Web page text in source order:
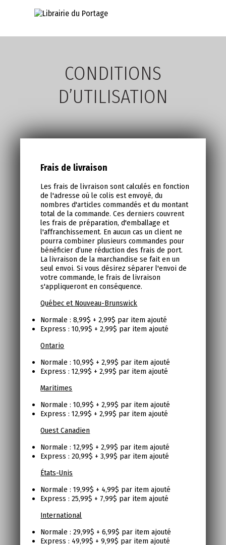
CONDITIONS
D’UTILISATION
Frais de livraison
Les frais de livraison sont calculés en fonction
de l'adresse où le colis est envoyé, du
nombres d'articles commandés et du montant
total de la commande. Ces derniers couvrent
les frais de préparation, d'emballage et
l'affranchissement. En aucun cas un client ne
pourra combiner plusieurs commandes pour
bénéficier d’une réduction des frais de port.
La livraison de la marchandise se fait en un
seul envoi. Si vous désirez séparer l'envoi de
votre commande, le frais de livraison
s'appliqueront en conséquence.
Québec et Nouveau-Brunswick
Normale : 8,99$ + 2,99$ par item ajouté
Express : 10,99$ + 2,99$ par item ajouté
Ontario
Normale : 10,99$ + 2,99$ par item ajouté
Express : 12,99$ + 2,99$ par item ajouté
Maritimes
Normale : 10,99$ + 2,99$ par item ajouté
Express : 12,99$ + 2,99$ par item ajouté
Ouest Canadien
Normale : 12,99$ + 2,99$ par item ajouté
Express : 20,99$ + 3,99$ par item ajouté
États-Unis
Normale : 19,99$ + 4,99$ par item ajouté
Express : 25,99$ + 7,99$ par item ajouté
International
Normale : 29,99$ + 6,99$ par item ajouté
Express : 49,99$ + 9,99$ par item ajouté